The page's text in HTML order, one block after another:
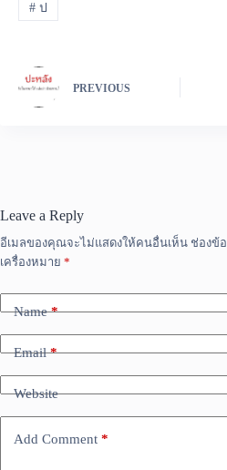
#ป
PREVIOUS
Leave a Reply
อีเมลของคุณจะไม่แสดงให้คนอื่นเห็น ช่องข้
เครื่องหมาย *
Name*
Email*
Website
Add Comment *